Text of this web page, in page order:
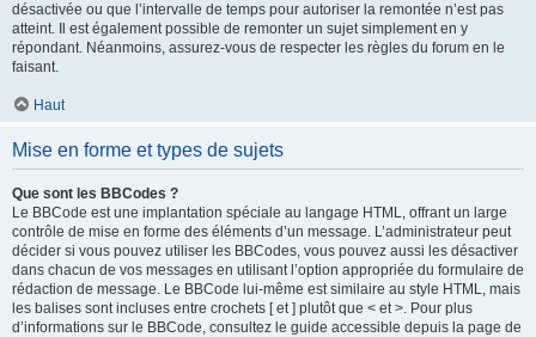
désactivée ou que l’intervalle de temps pour autoriser la remontée n’est pas
atteint. Il est également possible de remonter un sujet simplement en y
répondant. Néanmoins, assurez-vous de respecter les règles du forum en le
faisant.
Haut
Mise en forme et types de sujets
Que sont les BBCodes ?
Le BBCode est une implantation spéciale au langage HTML, offrant un large
contrôle de mise en forme des éléments d’un message. L’administrateur peut
décider si vous pouvez utiliser les BBCodes, vous pouvez aussi les désactiver
dans chacun de vos messages en utilisant l’option appropriée du formulaire de
rédaction de message. Le BBCode lui-même est similaire au style HTML, mais
les balises sont incluses entre crochets [ et ] plutôt que < et >. Pour plus
d’informations sur le BBCode, consultez le guide accessible depuis la page de